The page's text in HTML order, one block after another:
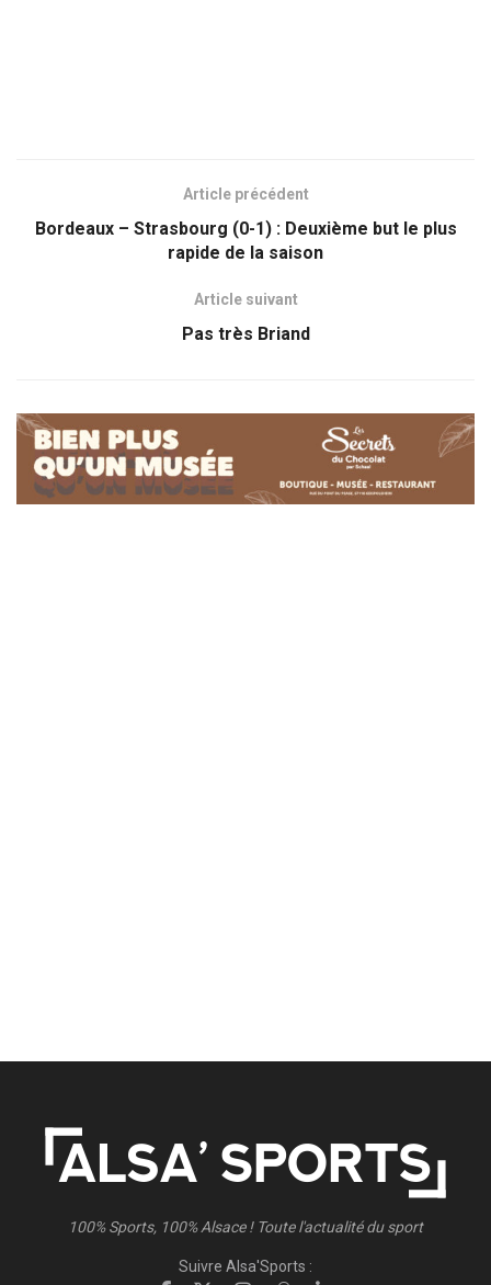
Article précédent
Bordeaux – Strasbourg (0-1) : Deuxième but le plus
rapide de la saison
Article suivant
Pas très Briand
100% Sports, 100% Alsace ! Toute l'actualité du sport
Suivre Alsa'Sports :